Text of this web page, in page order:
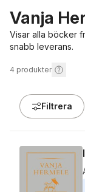
Vanja
Visar alla böcker
snabb leverans.
4 produkter
Filtrera